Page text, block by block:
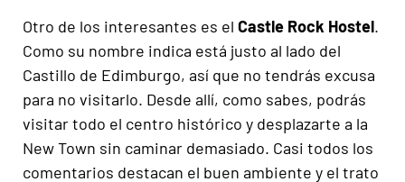
Otro de los interesantes es el Castle Rock Hostel.
Como su nombre indica está justo al lado del
Castillo de Edimburgo, así que no tendrás excusa
para no visitarlo. Desde allí, como sabes, podrás
visitar todo el centro histórico y desplazarte a la
New Town sin caminar demasiado. Casi todos los
comentarios destacan el buen ambiente y el trato